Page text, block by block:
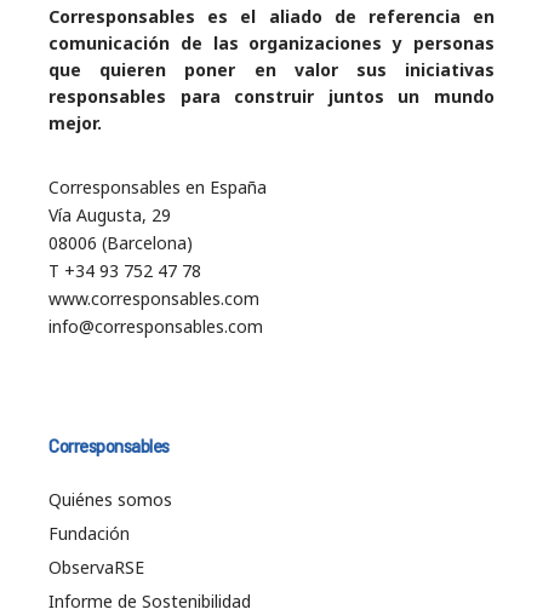
Corresponsables es el aliado de referencia en
comunicación de las organizaciones y personas
que quieren poner en valor sus iniciativas
responsables para construir juntos un mundo
mejor.
Corresponsables en España
Vía Augusta, 29
08006 (Barcelona)
T +34 93 752 47 78
www.corresponsables.com
info@corresponsables.com
Corresponsables
Quiénes somos
Fundación
ObservaRSE
Informe de Sostenibilidad